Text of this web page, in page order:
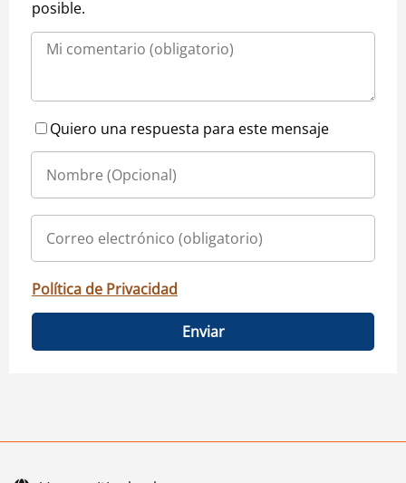
posible.
Quiero una respuesta para este mensaje
Política de Privacidad
Enviar